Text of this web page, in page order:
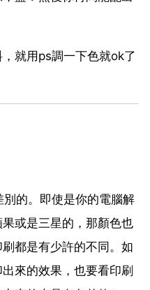
就用ps調一下色就ok了
的。即使是你的電腦解
或是三星的，那顏色也
都是有少許的不同。如
來的效果，也要看印刷